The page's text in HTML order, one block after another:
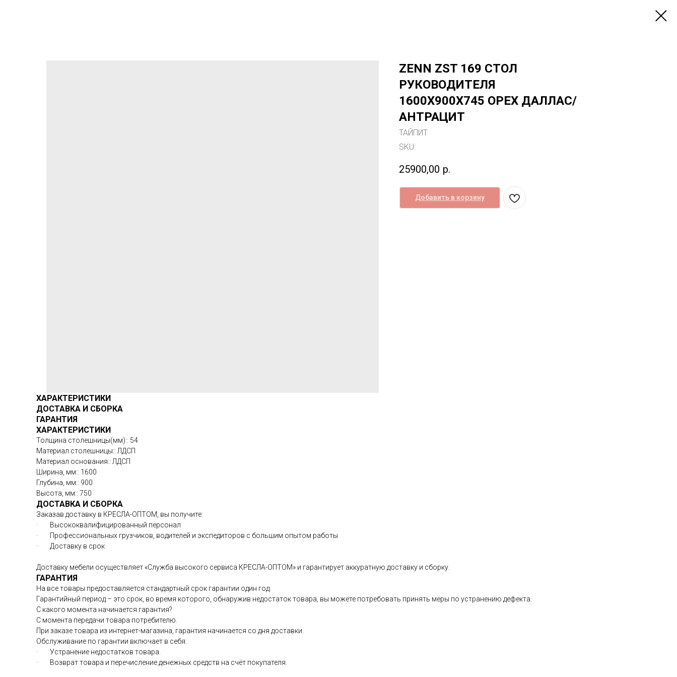
ZENN ZST 169 СТОЛ
РУКОВОДИТЕЛЯ
1600Х900Х745 ОРЕХ ДАЛЛАС/
АНТРАЦИТ
ТАЙПИТ
SKU:
25900,00 р.
Добавить в корзину
ХАРАКТЕРИСТИКИ
ДОСТАВКА И СБОРКА
ГАРАНТИЯ
ХАРАКТЕРИСТИКИ
Толщина столешницы(мм):: 54
Материал столешницы:: ЛДСП
Материал основания:: ЛДСП
Ширина, мм:: 1600
Глубина, мм:: 900
Высота, мм:: 750
ДОСТАВКА И СБОРКА
Заказав доставку в КРЕСЛА-ОПТОМ, вы получите:
· Высококвалифицированный персонал
· Профессиональных грузчиков, водителей и экспедиторов с большим опытом работы
· Доставку в срок
Доставку мебели осуществляет «Служба высокого сервиса КРЕСЛА-ОПТОМ» и гарантирует аккуратную доставку и сборку.
ГАРАНТИЯ
На все товары предоставляется стандартный срок гарантии один год.
Гарантийный период – это срок, во время которого, обнаружив недостаток товара, вы можете потребовать принять меры по устранению дефекта.
С какого момента начинается гарантия?
С момента передачи товара потребителю.
При заказе товара из интернет-магазина, гарантия начинается со дня доставки.
Обслуживание по гарантии включает в себя:
· Устранение недостатков товара.
· Возврат товара и перечисление денежных средств на счёт покупателя.